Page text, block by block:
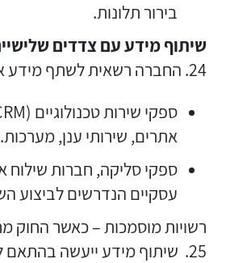
בירור תלונות.
שיתוף מידע עם צדדים
24. החברה רשאית לשתף מידע אישי עם:
אתרים, שירותי ענן, מערכות.
ספקי סליקה, חברות שילוח
עסקיים הנדרשים לביצוע
רשויות מוסמכות – כאשר החוק
25. שיתוף מידע ייעשה בהתאם